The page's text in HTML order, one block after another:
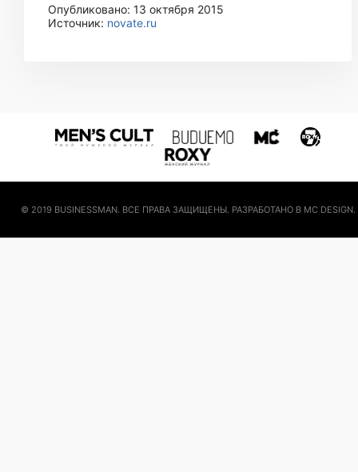
Опубликовано: 13 октября 2015
Источник: novate.ru
© 2019 BUSINESSMAN. ВСЕ ПРАВА ЗАЩИЩЕНЫ. РАЗРАБОТАНО В MC DESIGN.